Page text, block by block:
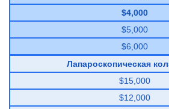
$4,000
$5,000
$6,000
Лапароскопическая
$15,000
$12,000